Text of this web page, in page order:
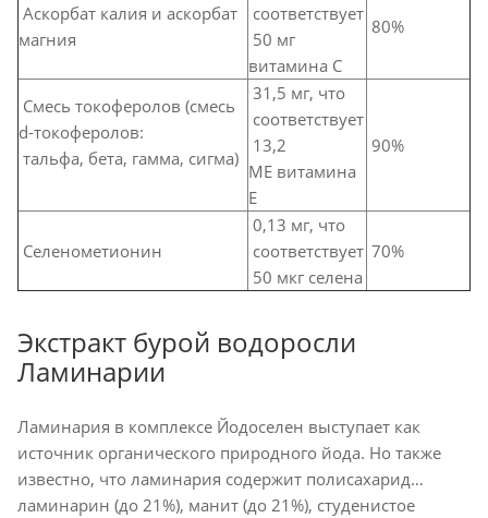
Аскорбат калия и аскорбат
магния
соответствует
50 мг
витамина С
80%
Смесь токоферолов (смесь
d-токоферолов:
тальфа, бета, гамма, сигма)
31,5 мг, что
соответствует
13,2
МЕ витамина
Е
90%
Селенометионин
0,13 мг, что
соответствует
50 мкг селена
70%
Экстракт бурой водоросли
Ламинарии
Ламинария в комплексе Йодоселен выступает как
источник органического природного йода. Но также
известно, что ламинария содержит полисахарид
ламинарин (до 21%), манит (до 21%), студенистое